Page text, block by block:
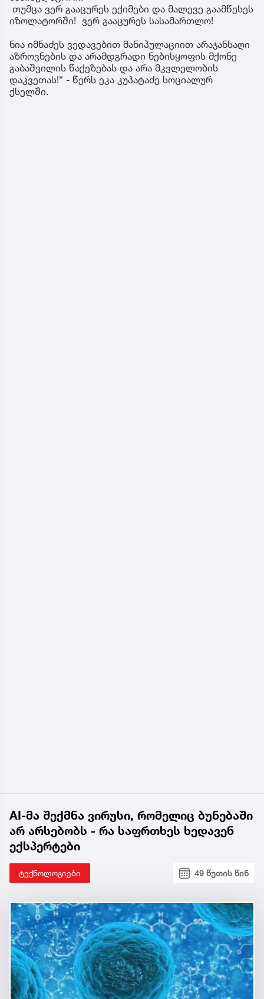
თუმცა ვერ გააცურეს ექიმები და მალევე გაამწესეს
იზოლატორში! ვერ გააცურეს სასამართლო!
ნია იმნაძეს ვედავებით მანიპულაციით არაჯანსაღი
აზროვნების და არამდგრადი ნებისყოფის მქონე
გაბაშვილის წაქეზებას და არა მკვლელობის
დაკვეთას!“ - წერს ეკა კუპატაძე სოციალურ
ქსელში.
AI-მა შექმნა ვირუსი, რომელიც ბუნებაში
არ არსებობს - რა საფრთხეს ხედავენ
ექსპერტები
ტექნოლოგიები 49 წუთის წინ